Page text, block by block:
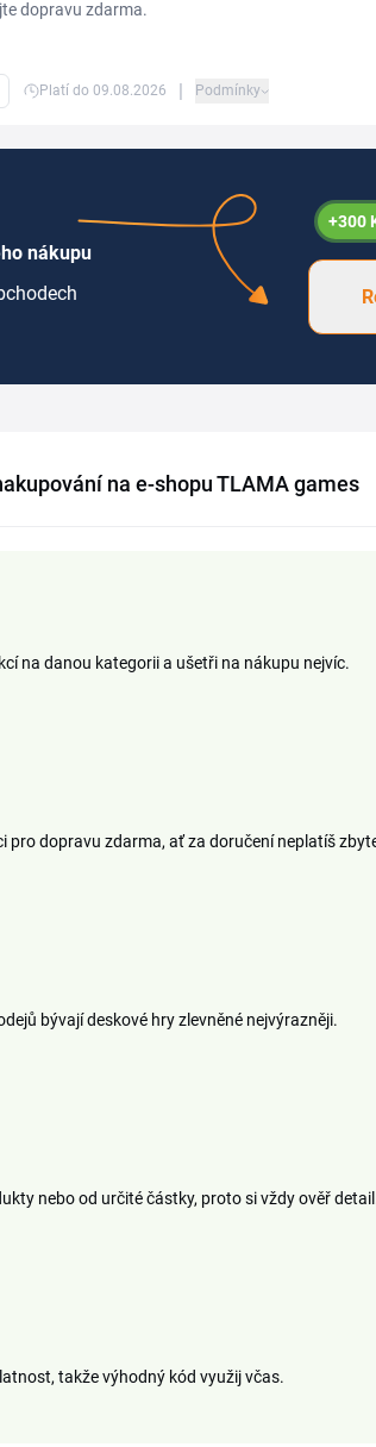
dopravu zdarma.
Platí do 09.08.2026 | Podmínky
nákupu
+300
na e-shopu TLAMA games
na danou kategorii a ušetři na nákupu nejvíc.
pro dopravu zdarma, ať za doručení neplatíš
bývají deskové hry zlevněné nejvýrazněji.
nebo od určité částky, proto si vždy ověř
takže výhodný kód využij včas.